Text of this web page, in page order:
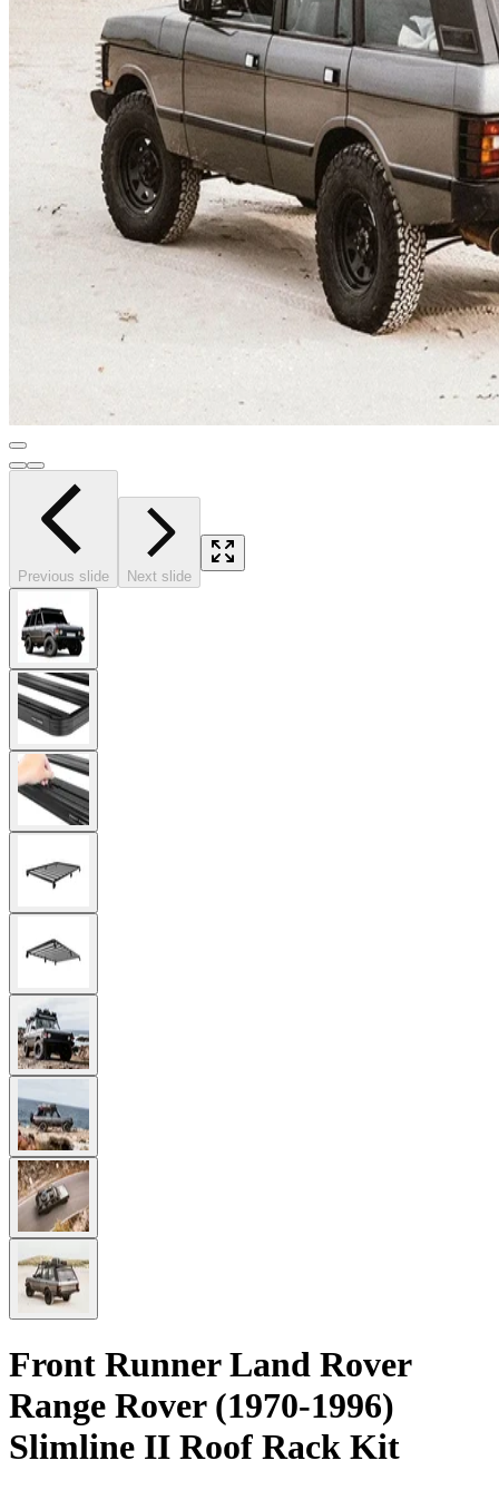
Previous slide Next slide
Front Runner Land Rover
Range Rover (1970-1996)
Slimline II Roof Rack Kit